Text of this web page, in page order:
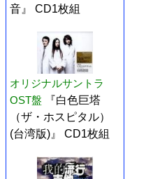
音』 CD1枚組
オリジナルサントラ
OST盤
『白色巨塔
（ザ・ホスピタル）
(台湾版)』 CD1枚組